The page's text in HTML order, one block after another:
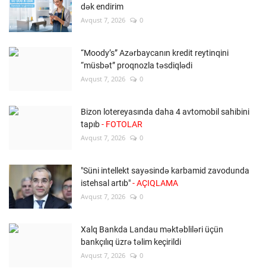
dək endirim
Avqust 7, 2026 0
“Moody’s” Azərbaycanın kredit reytinqini
“müsbət” proqnozla təsdiqlədi
Avqust 7, 2026 0
Bizon lotereyasında daha 4 avtomobil sahibini
tapıb- FOTOLAR
Avqust 7, 2026 0
"Süni intellekt sayəsində karbamid zavodunda
istehsal artıb"- AÇIQLAMA
Avqust 7, 2026 0
Xalq Bankda Landau məktəbliləri üçün
bankçılıq üzrə təlim keçirildi
Avqust 7, 2026 0